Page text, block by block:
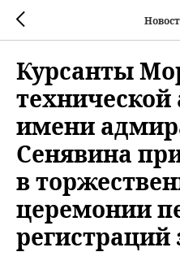
Курсанты
имени
Сенявина
в
церемонии
регистраций